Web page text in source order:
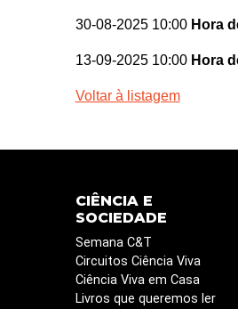
30-08-2025 10:00 Hora
13-09-2025 10:00 Hora
Voltar à listagem
CIÊNCIA E
SOCIEDADE
Semana C&T
Circuitos Ciência Viva
Ciência Viva em Casa
Livros que queremos ler